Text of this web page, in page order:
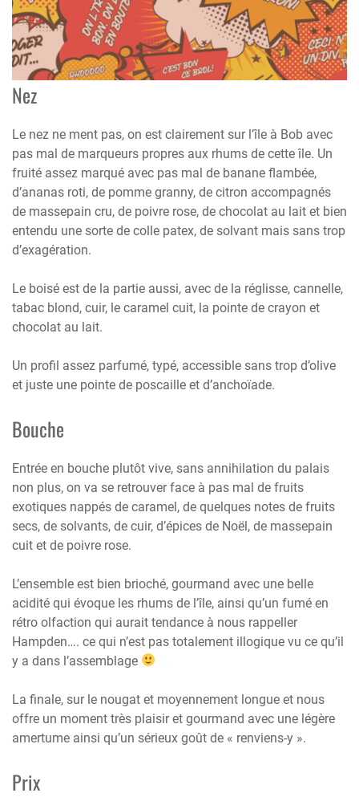
Nez
Le nez ne ment pas, on est clairement sur l’île à Bob avec
pas mal de marqueurs propres aux rhums de cette île. Un
fruité assez marqué avec pas mal de banane flambée,
d’ananas roti, de pomme granny, de citron accompagnés
de massepain cru, de poivre rose, de chocolat au lait et bien
entendu une sorte de colle patex, de solvant mais sans trop
d’exagération.
Le boisé est de la partie aussi, avec de la réglisse, cannelle,
tabac blond, cuir, le caramel cuit, la pointe de crayon et
chocolat au lait.
Un profil assez parfumé, typé, accessible sans trop d’olive
et juste une pointe de poscaille et d’anchoïade.
Bouche
Entrée en bouche plutôt vive, sans annihilation du palais
non plus, on va se retrouver face à pas mal de fruits
exotiques nappés de caramel, de quelques notes de fruits
secs, de solvants, de cuir, d’épices de Noël, de massepain
cuit et de poivre rose.
L’ensemble est bien brioché, gourmand avec une belle
acidité qui évoque les rhums de l’île, ainsi qu’un fumé en
rétro olfaction qui aurait tendance à nous rappeller
Hampden…. ce qui n’est pas totalement illogique vu ce qu’il
y a dans l’assemblage
La finale, sur le nougat et moyennement longue et nous
offre un moment très plaisir et gourmand avec une légère
amertume ainsi qu’un sérieux goût de « renviens-y ».
Prix